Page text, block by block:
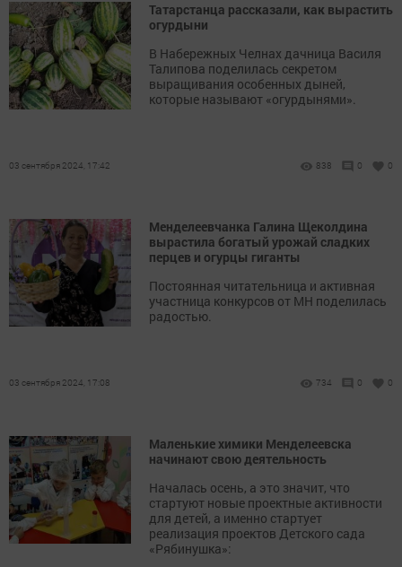
Татарстанца рассказали, как вырастить
огурдыни
В Набережных Челнах дачница Василя
Талипова поделилась секретом
выращивания особенных дыней,
которые называют «огурдынями».
03 сентября 2024, 17:42 838 0 0
Менделеевчанка Галина Щеколдина
вырастила богатый урожай сладких
перцев и огурцы гиганты
Постоянная читательница и активная
участница конкурсов от МН поделилась
радостью.
03 сентября 2024, 17:08 734 0 0
Маленькие химики Менделеевска
начинают свою деятельность
Началась осень, а это значит, что
стартуют новые проектные активности
для детей, а именно стартует
реализация проектов Детского сада
«Рябинушка»: